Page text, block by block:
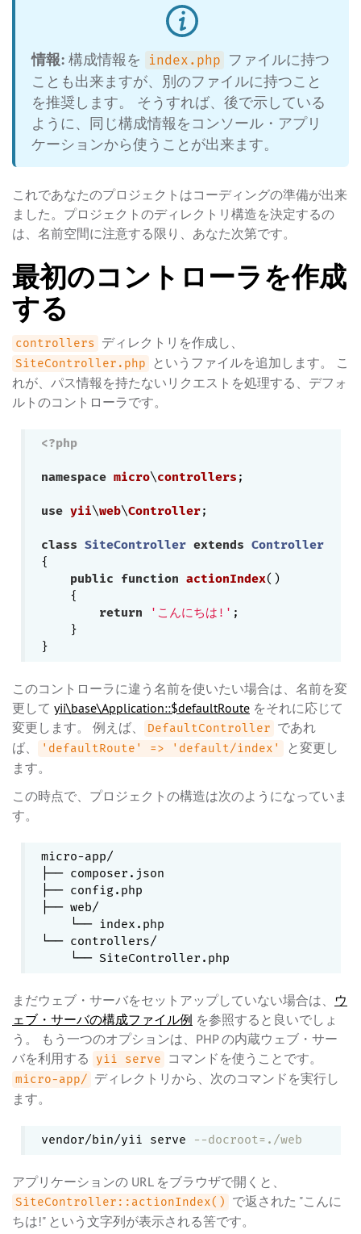
情報: 構成情報を index.php
ファイルに持つ
ことも出来ますが、別のファイルに持つこと
を推奨します。 そうすれば、後で示している
ように、同じ構成情報をコンソール・アプリ
ケーションから使うことが出来ます。
これであなたのプロジェクトはコーディングの準備が出来
ました。プロジェクトのディレクトリ構造を決定するの
は、名前空間に注意する限り、あなた次第です。
最初のコントローラを作成
する
controllers ディレクトリを作成し、
SiteController.php
というファイルを追加します。 こ
れが、パス情報を持たないリクエストを処理する、デフォ
ルトのコントローラです。
<?php
namespace micro\controllers ;
use yii\web\Controller;
class SiteController extends Controller
{
public
function actionIndex()
{
return
'こんにちは!' ;
    }
このコントローラに違う名前を使いたい場合は、名前を変
更して yii\base\Application::$defaultRoute をそれに応じて
変更します。 例えば、
DefaultController であれ
ば、
'defaultRoute' => 'default/index'
と変更し
ます。
この時点で、プロジェクトの構造は次のようになっていま
す。
micro-app/
├── composer.json
├── config.php
├── web/
    └── index.php
└── controllers/
まだウェブ・サーバをセットアップしていない場合は、 ウ
ェブ・サーバの構成ファイル例 を参照すると良いでしょ
う。 もう一つのオプションは、PHP の内蔵ウェブ・サー
バを利用する
yii serve コマンドを使うことです。
micro-app/ ディレクトリから、次のコマンドを実行し
ます。
vendor/bin/yii serve --docroot=./web
アプリケーションの URL をブラウザで開くと、
SiteController::actionIndex()
で返された "こんに
ちは!" という文字列が表示される筈です。